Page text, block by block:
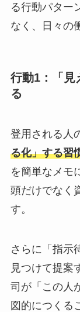
る行動パター
なく、日々の
行動1：「見
る
登用される人
る化」する習
を簡単なメモ
頭だけでなく
す。
さらに「指示
見つけて提案
司が「この人
図的につくる